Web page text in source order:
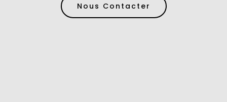
Nous Contacter